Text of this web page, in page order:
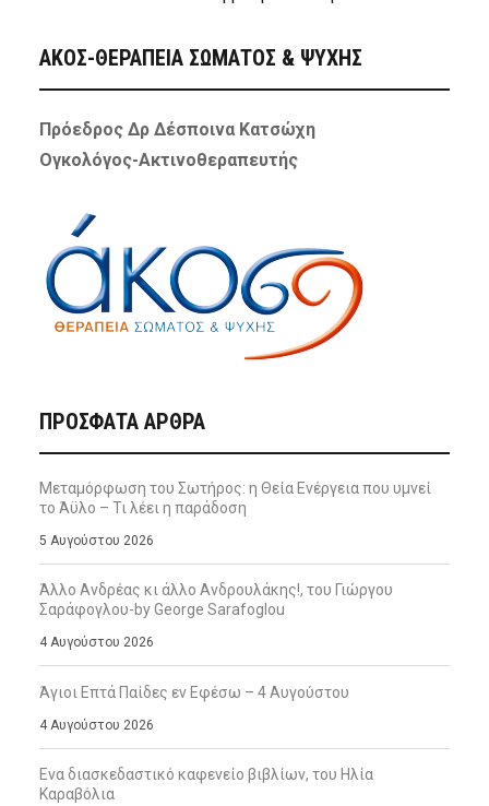
ΑΚΟΣ-ΘΕΡΑΠΕΙΑ ΣΩΜΑΤΟΣ & ΨΥΧΗΣ
Πρόεδρος Δρ Δέσποινα Κατσώχη
Ογκολόγος-Ακτινοθεραπευτής
ΠΡΌΣΦΑΤΑ ΆΡΘΡΑ
Μεταμόρφωση του Σωτήρος: η Θεία Ενέργεια που υμνεί
το Άϋλο – Τι λέει η παράδοση
5 Αυγούστου 2026
Άλλο Ανδρέας κι άλλο Ανδρουλάκης!, του Γιώργου
Σαράφογλου-by George Sarafoglou
4 Αυγούστου 2026
Άγιοι Επτά Παίδες εν Εφέσω – 4 Αυγούστου
4 Αυγούστου 2026
Ενα διασκεδαστικό καφενείο βιβλίων, του Ηλία
Καραβόλια